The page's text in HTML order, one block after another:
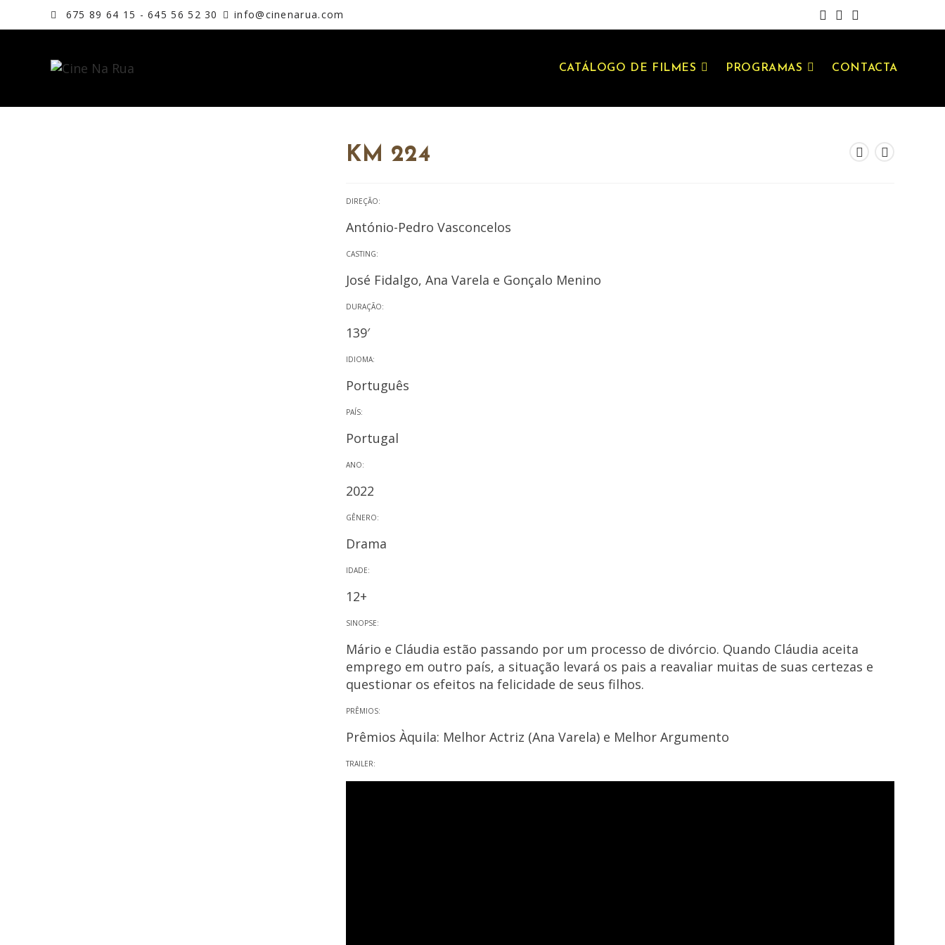
675 89 64 15 - 645 56 52 30 info@cinenarua.com
CATÁLOGO DE FILMES PROGRAMAS CONTACTA
KM 224
DIREÇÃO:
António-Pedro Vasconcelos
CASTING:
José Fidalgo, Ana Varela e Gonçalo Menino
DURAÇÃO:
139′
IDIOMA:
Português
PAÍS:
Portugal
ANO:
2022
GÊNERO:
Drama
IDADE:
12+
SINOPSE:
Mário e Cláudia estão passando por um processo de divórcio. Quando Cláudia aceita
emprego em outro país, a situação levará os pais a reavaliar muitas de suas certezas e
questionar os efeitos na felicidade de seus filhos.
PRÊMIOS:
Prêmios Àquila: Melhor Actriz (Ana Varela) e Melhor Argumento
TRAILER: